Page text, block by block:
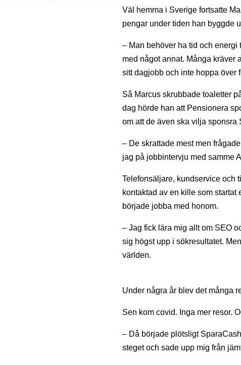
Väl hemma i Sverige fortsatte
pengar under tiden han byggde
– Man behöver ha tid och energi
med något annat. Många kräver
sitt dagjobb och inte hoppa över
Så Marcus skrubbade toaletter
dag hörde han att Pensionera
om att de även ska vilja sponsra
– De skrattade mest men
jag på jobbintervju med samme
Telefonsäljare, kundservice och
kontaktad av en kille som
började jobba med honom.
– Jag fick lära mig allt om SEO
sig högst upp i sökresultatet.
världen.
Under några år blev det många
Sen kom covid. Inga mer resor.
– Då började plötsligt
steget och sade upp mig från